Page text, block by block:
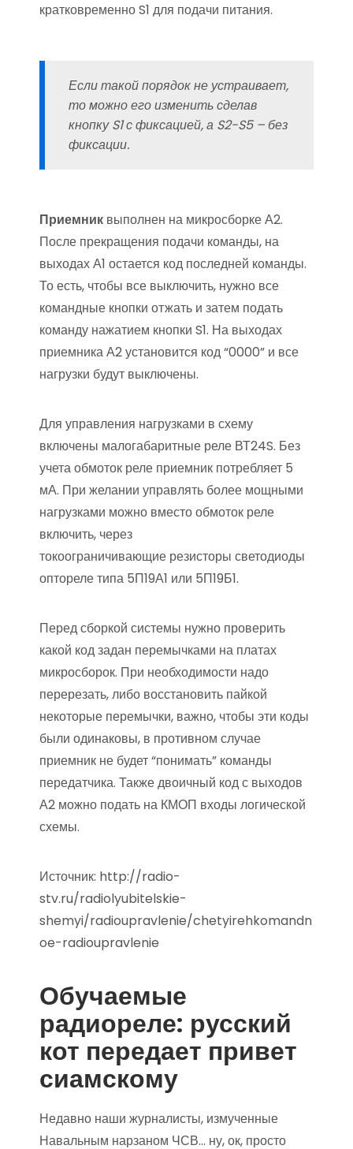
кратковременно S1 для подачи питания.
Если такой порядок не устраивает,
то можно его изменить сделав
кнопку S1 с фиксацией, а S2-S5 – без
фиксации.
Приемник выполнен на микросборке А2.
После прекращения подачи команды, на
выходах А1 остается код последней команды.
То есть, чтобы все выключить, нужно все
командные кнопки отжать и затем подать
команду нажатием кнопки S1. На выходах
приемника А2 установится код “0000” и все
нагрузки будут выключены.
Для управления нагрузками в схему
включены малогабаритные реле ВТ24S. Без
учета обмоток реле приемник потребляет 5
мА. При желании управлять более мощными
нагрузками можно вместо обмоток реле
включить, через
токоограничивающие резисторы светодиоды
оптореле типа 5П19А1 или 5П19Б1.
Перед сборкой системы нужно проверить
какой код задан перемычками на платах
микросборок. При необходимости надо
перерезать, либо восстановить пайкой
некоторые перемычки, важно, чтобы эти коды
были одинаковы, в противном случае
приемник не будет “понимать” команды
передатчика. Также двоичный код с выходов
А2 можно подать на КМОП входы логической
схемы.
Источник: http://radio-
stv.ru/radiolyubitelskie-
shemyi/radioupravlenie/chetyirehkomandn
oe-radioupravlenie
Обучаемые
радиореле: русский
кот передает привет
сиамскому
Недавно наши журналисты, измученные
Навальным нарзаном ЧСВ… ну, ок, просто